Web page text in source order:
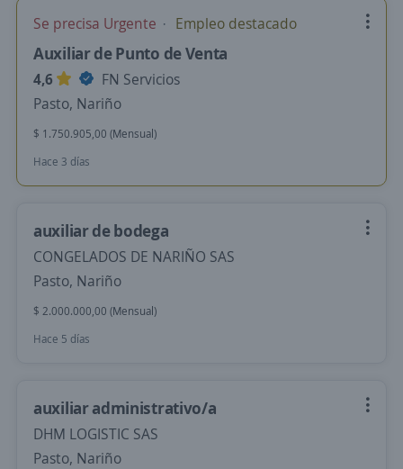
Se precisa Urgente Empleo destacado
Auxiliar de Punto de Venta
4,6
FN Servicios
Pasto, Nariño
$ 1.750.905,00 (Mensual)
Hace 3 días
auxiliar de bodega
CONGELADOS DE NARIÑO SAS
Pasto, Nariño
$ 2.000.000,00 (Mensual)
Hace 5 días
auxiliar administrativo/a
DHM LOGISTIC SAS
Pasto, Nariño